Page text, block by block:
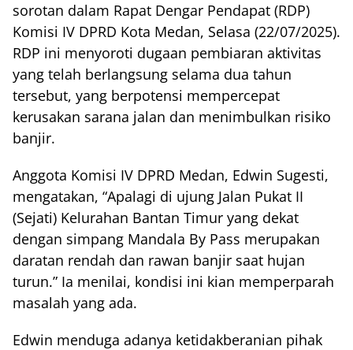
sorotan dalam Rapat Dengar Pendapat (RDP)
Komisi IV DPRD Kota Medan, Selasa (22/07/2025).
RDP ini menyoroti dugaan pembiaran aktivitas
yang telah berlangsung selama dua tahun
tersebut, yang berpotensi mempercepat
kerusakan sarana jalan dan menimbulkan risiko
banjir.
Anggota Komisi IV DPRD Medan, Edwin Sugesti,
mengatakan, “Apalagi di ujung Jalan Pukat II
(Sejati) Kelurahan Bantan Timur yang dekat
dengan simpang Mandala By Pass merupakan
daratan rendah dan rawan banjir saat hujan
turun.” Ia menilai, kondisi ini kian memperparah
masalah yang ada.
Edwin menduga adanya ketidakberanian pihak